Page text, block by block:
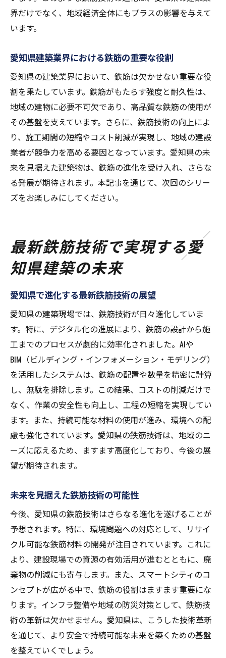
界だけでなく、地域経済全体にもプラスの影響を与えて
います。
愛知県建築業界における鉄筋の重要な役割
愛知県の建築業界において、鉄筋は欠かせない重要な役
割を果たしています。鉄筋がもたらす強度と耐久性は、
地域の建物に必要不可欠であり、高品質な鉄筋の使用が
その基盤を支えています。さらに、鉄筋技術の向上によ
り、施工期間の短縮やコスト削減が実現し、地域の建設
業者が競争力を高める要因となっています。愛知県の未
来を見据えた建築物は、鉄筋の進化を受け入れ、さらな
る発展が期待されます。本記事を通じて、次回のシリー
ズをお楽しみにしてください。
最新鉄筋技術で実現する愛
知県建築の未来
愛知県で進化する最新鉄筋技術の展望
愛知県の建築現場では、鉄筋技術が日々進化していま
す。特に、デジタル化の進展により、鉄筋の設計から施
工までのプロセスが劇的に効率化されました。AIや
BIM（ビルディング・インフォメーション・モデリング）
を活用したシステムは、鉄筋の配置や数量を精密に計算
し、無駄を排除します。この結果、コストの削減だけで
なく、作業の安全性も向上し、工程の短縮を実現してい
ます。また、持続可能な材料の使用が進み、環境への配
慮も強化されています。愛知県の鉄筋技術は、地域のニ
ーズに応えるため、ますます高度化しており、今後の展
望が期待されます。
未来を見据えた鉄筋技術の可能性
今後、愛知県の鉄筋技術はさらなる進化を遂げることが
予想されます。特に、環境問題への対応として、リサイ
クル可能な鉄筋材料の開発が注目されています。これに
より、建設現場での資源の有効活用が進むとともに、廃
棄物の削減にも寄与します。また、スマートシティのコ
ンセプトが広がる中で、鉄筋の役割はますます重要にな
ります。インフラ整備や地域の防災対策として、鉄筋技
術の革新は欠かせません。愛知県は、こうした技術革新
を通じて、より安全で持続可能な未来を築くための基盤
を整えていくでしょう。